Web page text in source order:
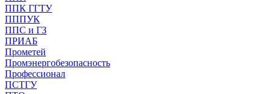
ППК ГГТУ
ПППУК
ППС и ГЗ
ПРИАБ
Прометей
Промэнергобезопасность
Профессионал
ПСТГУ